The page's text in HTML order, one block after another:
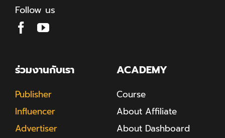
Follow us
ร่วมงานกับเรา
Publisher
Influencer
Advertiser
ACADEMY
Course
About Affiliate
About Dashboard